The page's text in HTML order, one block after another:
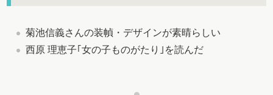
菊池信義さんの装幀・デザインが素晴らしい
西原 理恵子｢女の子ものがたり｣を読んだ